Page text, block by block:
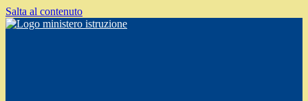
Salta al contenuto